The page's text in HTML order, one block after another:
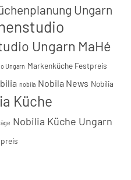
Ungarn
Ungarn MaHé
Ungarn Markenküche Festpreis
nobila Nobila News Nobilia
Küche
Nobilia Küche Ungarn